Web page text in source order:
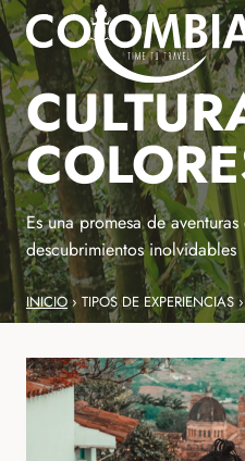
Saltar
al
contenido
Es una promesa de
descubrimientos inolvidables
INICIO› TIPOS DE EXPERIENCIAS